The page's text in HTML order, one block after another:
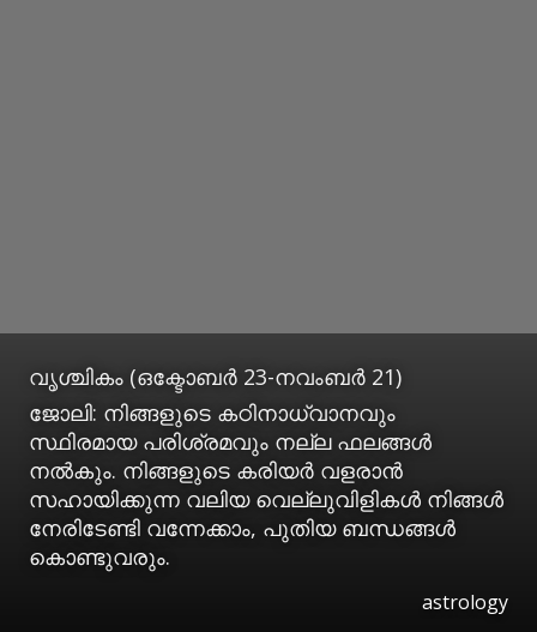
വൃശ്ചികം (ഒക്ടോബര്‍ 23-നവംബര്‍ 21)
ജോലി: നിങ്ങളുടെ കഠിനാധ്വാനവും
സ്ഥിരമായ പരിശ്രമവും നല്ല ഫലങ്ങള്‍
നല്‍കും. നിങ്ങളുടെ കരിയര്‍ വളരാന്‍
സഹായിക്കുന്ന വലിയ വെല്ലുവിളികള്‍ നിങ്ങള്‍
നേരിടേണ്ടി വന്നേക്കാം, പുതിയ ബന്ധങ്ങള്‍
കൊണ്ടുവരും.
astrology